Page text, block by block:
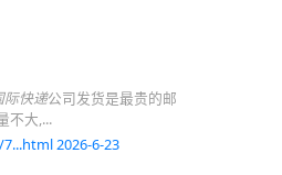
际快递公司发货是最贵的邮
不大,...
2026-6-23